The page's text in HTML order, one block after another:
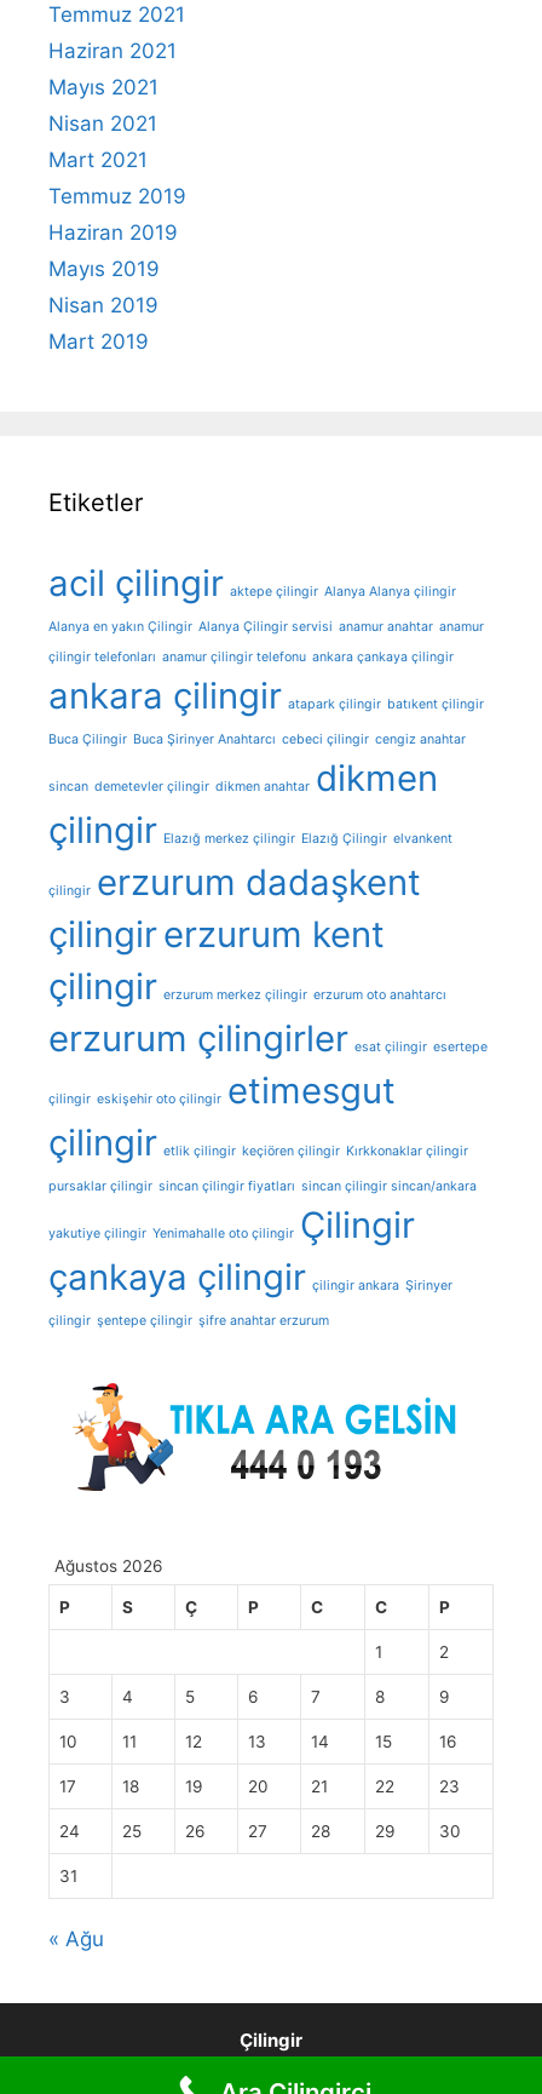
Temmuz 2021
Haziran 2021
Mayıs 2021
Nisan 2021
Mart 2021
Temmuz 2019
Haziran 2019
Mayıs 2019
Nisan 2019
Mart 2019
Etiketler
acil çilingir aktepe çilingir Alanya Alanya çilingir
Alanya en yakın Çilingir Alanya Çilingir servisi anamur anahtar anamur
çilingir telefonları anamur çilingir telefonu ankara çankaya çilingir
ankara çilingir atapark çilingir batıkent çilingir
Buca Çilingir Buca Şirinyer Anahtarcı cebeci çilingir cengiz anahtar
sincan demetevler çilingir dikmen anahtar dikmen
çilingir Elazığ merkez çilingir Elazığ Çilingir elvankent
çilingir erzurum dadaşkent
çilingirerzurum kent
çilingir erzurum merkez çilingir erzurum oto anahtarcı
erzurum çilingirler esat çilingir esertepe
çilingir eskişehir oto çilingir etimesgut
çilingir etlik çilingir keçiören çilingir Kırkkonaklar çilingir
pursaklar çilingir sincan çilingir fiyatları sincan çilingir sincan/ankara
yakutiye çilingir Yenimahalle oto çilingir Çilingir
çankaya çilingir çilingir ankara Şirinyer
çilingir şentepe çilingir şifre anahtar erzurum
Ağustos 2026
P S Ç P C C P
1 2
3 4 5 6 7 8 9
10 11 12 13 14 15 16
17 18 19 20 21 22 23
24 25 26 27 28 29 30
31
« Ağu
Çilingir